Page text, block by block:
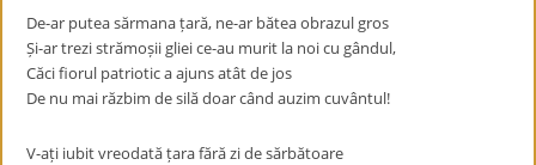
De-ar putea sărmana țară, ne-ar bătea obrazul gros
Și-ar trezi strămoșii gliei ce-au murit la noi cu gândul,
Căci fiorul patriotic a ajuns atât de jos
De nu mai răzbim de silă doar când auzim cuvântul!
V-ați iubit vreodată țara fără zi de sărbătoare